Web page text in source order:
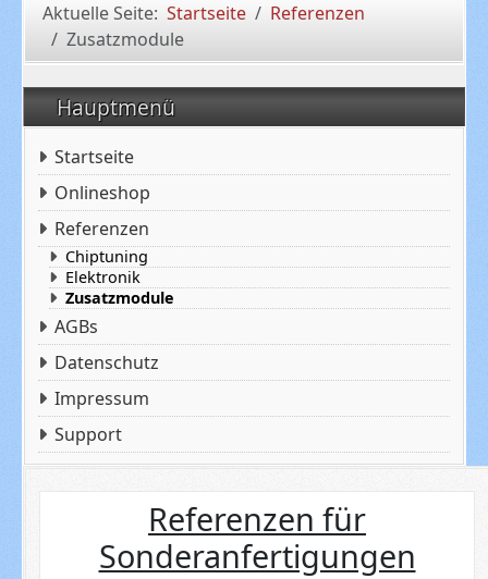
Aktuelle Seite: Startseite
Referenzen
Zusatzmodule
Hauptmenü
Startseite
Onlineshop
Referenzen
Chiptuning
Elektronik
Zusatzmodule
AGBs
Datenschutz
Impressum
Support
Referenzen für
Sonderanfertigungen